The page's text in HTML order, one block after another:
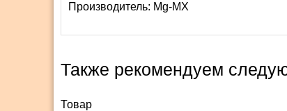
Производитель: Mg-MX
Также рекомендуем
Товар